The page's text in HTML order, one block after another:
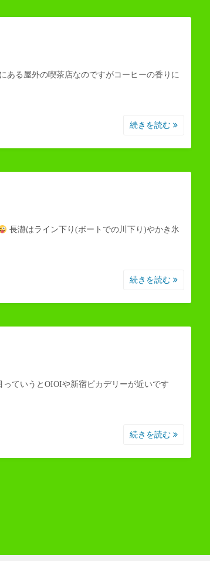
ある屋外の喫茶店なのですがコーヒーの香りに
続きを読む
長瀞はライン下り(ボートでの川下り)やかき氷
続きを読む
っていうとOIOIや新宿ピカデリーが近いです
続きを読む